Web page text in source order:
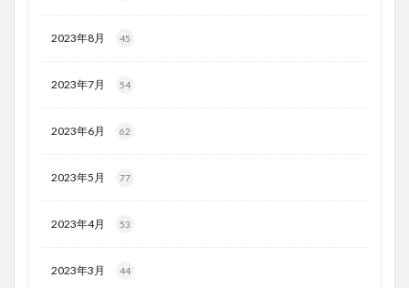
2023年8月 45
2023年7月 54
2023年6月 62
2023年5月 77
2023年4月 53
2023年3月 44